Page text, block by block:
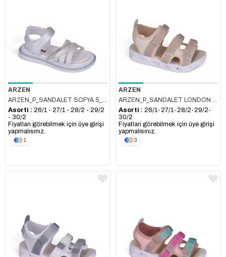
ARZEN
ARZEN_P_SANDALET SOFYA 5_BEYAZ_SİMLİ
Asorti : 26/1 - 27/1 - 28/2 - 29/2
- 30/2
Fiyatları görebilmek için üye girişi
yapmalısınız.
1
ARZEN
ARZEN_P_SANDALET LONDON 9_SEDEF_SİMLİ
Asorti : 26/1-27/1-28/2-29/2-
30/2
Fiyatları görebilmek için üye girişi
yapmalısınız.
3